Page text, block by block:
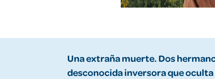
Una extraña muerte. Dos
desconocida inversora que